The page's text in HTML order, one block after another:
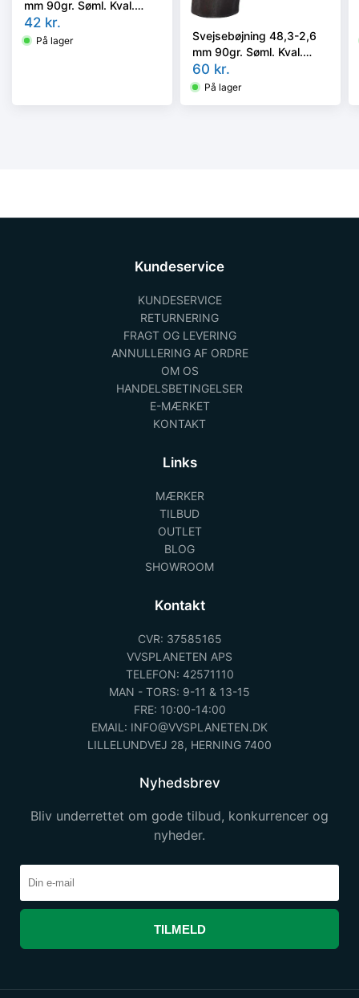
mm 90gr. Søml. Kval.
P235GH, EN 10253-2
type A, 3D
42 kr.
På lager
Svejsebøjning 48,3-2,6
mm 90gr. Søml. Kval.
P235GH, EN 10253-2A,
5D
60 kr.
På lager
Kundeservice
KUNDESERVICE
RETURNERING
FRAGT OG LEVERING
ANNULLERING AF ORDRE
OM OS
HANDELSBETINGELSER
E-MÆRKET
KONTAKT
Links
MÆRKER
TILBUD
OUTLET
BLOG
SHOWROOM
Kontakt
CVR: 37585165
VVSPLANETEN APS
TELEFON: 42571110
MAN - TORS: 9-11 & 13-15
FRE: 10:00-14:00
EMAIL: INFO@VVSPLANETEN.DK
LILLELUNDVEJ 28, HERNING 7400
Nyhedsbrev
Bliv underrettet om gode tilbud, konkurrencer og
nyheder.
TILMELD